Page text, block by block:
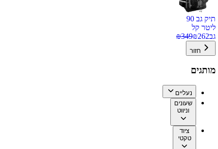
תיק גב 90
ליטר קל
גב
₪262
₪349
חזור
מותגים
נעליים
שעונים
וניווט
ציוד
טקטי